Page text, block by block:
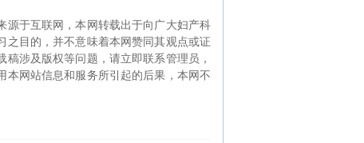
源于互联网，本网转载出于向广大妇产科
目的，并不意味着本网赞同其观点或证
涉及版权等问题，请立即联系管理员，
网站信息和服务所引起的后果，本网不